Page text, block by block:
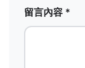
留言內容 *